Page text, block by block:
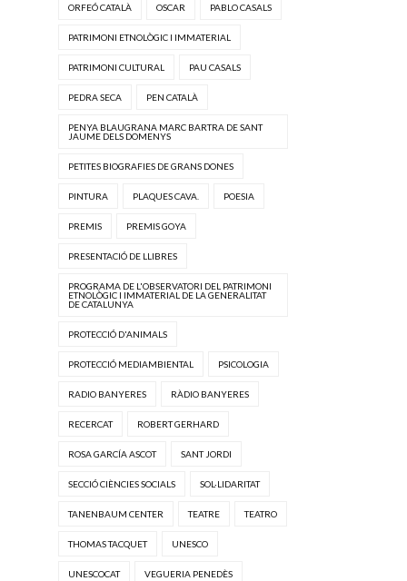
ORFEÓ CATALÀ OSCAR PABLO CASALS
PATRIMONI ETNOLÒGIC I IMMATERIAL
PATRIMONI CULTURAL PAU CASALS
PEDRA SECA PEN CATALÀ
PENYA BLAUGRANA MARC BARTRA DE SANT
JAUME DELS DOMENYS
PETITES BIOGRAFIES DE GRANS DONES
PINTURA PLAQUES CAVA. POESIA
PREMIS PREMIS GOYA
PRESENTACIÓ DE LLIBRES
PROGRAMA DE L'OBSERVATORI DEL PATRIMONI
ETNOLÒGIC I IMMATERIAL DE LA GENERALITAT
DE CATALUNYA
PROTECCIÓ D'ANIMALS
PROTECCIÓ MEDIAMBIENTAL PSICOLOGIA
RADIO BANYERES RÀDIO BANYERES
RECERCAT ROBERT GERHARD
ROSA GARCÍA ASCOT SANT JORDI
SECCIÓ CIÈNCIES SOCIALS SOL·LIDARITAT
TANENBAUM CENTER TEATRE TEATRO
THOMAS TACQUET UNESCO
UNESCOCAT VEGUERIA PENEDÈS